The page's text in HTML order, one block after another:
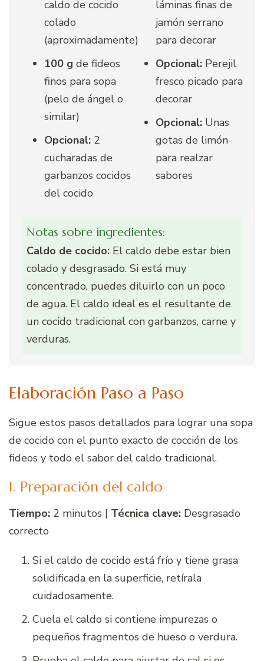
caldo de cocido
colado
(aproximadamente)
100 g de fideos
finos para sopa
(pelo de ángel o
similar)
Opcional: 2
cucharadas de
garbanzos cocidos
del cocido
láminas finas de
jamón serrano
para decorar
Opcional: Perejil
fresco picado para
decorar
Opcional: Unas
gotas de limón
para realzar
sabores
Notas sobre ingredientes:
Caldo de cocido: El caldo debe estar bien
colado y desgrasado. Si está muy
concentrado, puedes diluirlo con un poco
de agua. El caldo ideal es el resultante de
un cocido tradicional con garbanzos, carne y
verduras.
Elaboración Paso a Paso
Sigue estos pasos detallados para lograr una sopa
de cocido con el punto exacto de cocción de los
fideos y todo el sabor del caldo tradicional.
1. Preparación del caldo
Tiempo: 2 minutos | Técnica clave: Desgrasado
correcto
Si el caldo de cocido está frío y tiene grasa
solidificada en la superficie, retírala
cuidadosamente.
Cuela el caldo si contiene impurezas o
pequeños fragmentos de hueso o verdura.